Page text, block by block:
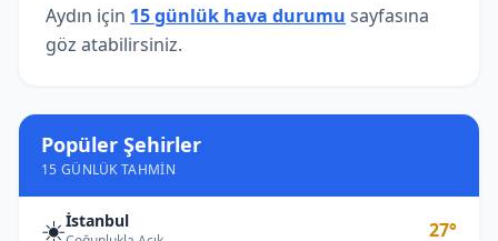
Popüler Şehirler
15 GÜNLÜK TAHMIN
☀️İstanbul 27°
Aydın için 15 günlük hava durumu sayfasına
göz atabilirsiniz.